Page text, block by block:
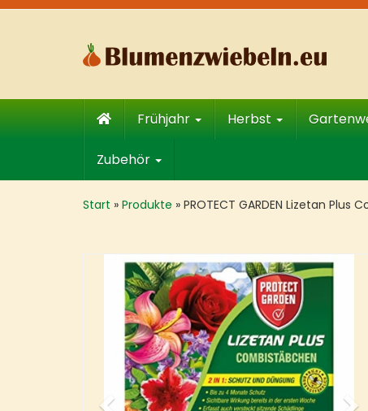
Skip
Frühjahr Herbst
Zubehör
Start » Produkte » PROTECT GARDEN Lizetan